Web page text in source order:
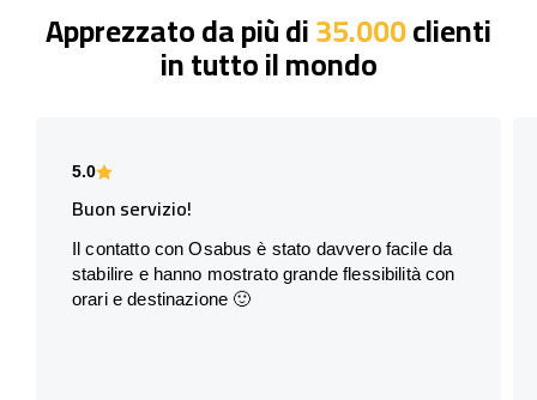
Apprezzato da più di35.000clienti
in tutto il mondo
5.0
Buon servizio!
Il contatto con Osabus è stato davvero facile da
stabilire e hanno mostrato grande flessibilità con
orari e destinazione 🙂